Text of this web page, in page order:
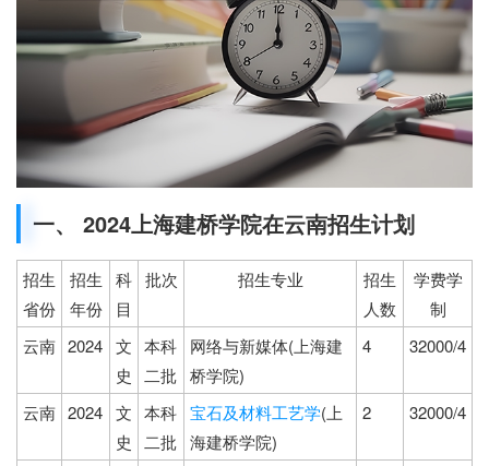
一、 2024上海建桥学院在云南招生计划
招生
省份
招生
年份
科
目
批次 招生专业
招生
人数
学费学
制
云南 2024 文
史
本科
二批
网络与新媒体(上海建
桥学院)
4 32000/4
云南 2024 文
史
本科
二批
宝石及材料工艺学(上
海建桥学院)
2 32000/4